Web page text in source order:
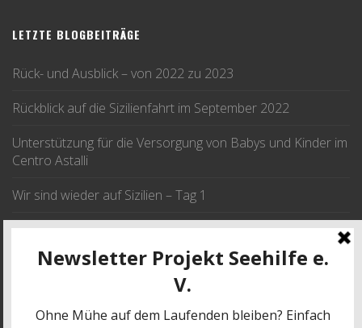
LETZTE BLOGBEITRÄGE
Rück- und Ausblick – von 2022 zu 2023
Rückblick auf die Sizilienfahrt im September 2022
Unterstützung für die Versorgung von Babys und Kinder im
Centro Astalli
Wir sind wieder auf Sizilien – Tag 1
Wir fahren im September nach Sizilien